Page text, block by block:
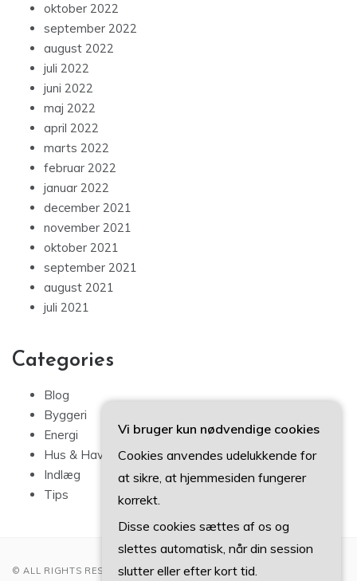
oktober 2022
september 2022
august 2022
juli 2022
juni 2022
maj 2022
april 2022
marts 2022
februar 2022
januar 2022
december 2021
november 2021
oktober 2021
september 2021
august 2021
juli 2021
Categories
Blog
Byggeri
Energi
Hus & Have
Indlæg
Tips
© ALL RIGHTS RESERVED 2022
Vi bruger kun nødvendige cookies
Cookies anvendes udelukkende for
at sikre, at hjemmesiden fungerer
korrekt.
Disse cookies sættes af os og
slettes automatisk, når din session
slutter eller efter kort tid.